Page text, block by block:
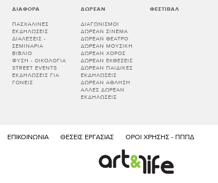
ΔΙΆΦΟΡΑ
ΠΑΣΧΑΛΙΝΈΣ
ΕΚΔΗΛΏΣΕΙΣ
ΔΙΑΛΕΞΕΙΣ -
ΣΕΜΙΝΑΡΙΑ
ΒΙΒΛΊΟ
ΦΎΣΗ - ΟΙΚΟΛΟΓΊΑ
STREET EVENTS
ΕΚΔΗΛΏΣΕΙΣ ΓΙΑ
ΓΟΝΕΊΣ
ΔΩΡΕΆΝ
ΔΙΑΓΩΝΙΣΜΟΊ
ΔΩΡΕΆΝ ΣΙΝΕΜΆ
ΔΩΡΕΆΝ ΘΈΑΤΡΟ
ΔΩΡΕΆΝ ΜΟΥΣΙΚΉ
ΔΩΡΕΆΝ ΧΟΡΌΣ
ΔΩΡΕΆΝ ΕΚΘΈΣΕΙΣ
ΔΩΡΕΆΝ ΠΑΙΔΙΚΈΣ
ΕΚΔΗΛΏΣΕΙΣ
ΔΩΡΕΆΝ ΆΘΛΗΣΗ
ΆΛΛΕΣ ΔΩΡΕΆΝ
ΕΚΔΗΛΏΣΕΙΣ
ΦΕΣΤΙΒΆΛ
ΕΠΙΚΟΙΝΩΝΊΑ ΘΈΣΕΙΣ ΕΡΓΑΣΊΑΣ ΌΡΟΙ ΧΡΉΣΗΣ - ΠΠΠΔ